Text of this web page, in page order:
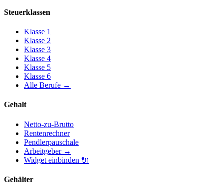
Steuerklassen
Klasse 1
Klasse 2
Klasse 3
Klasse 4
Klasse 5
Klasse 6
Alle Berufe →
Gehalt
Netto-zu-Brutto
Rentenrechner
Pendlerpauschale
Arbeitgeber→
Widget einbinden 🔌
Gehälter